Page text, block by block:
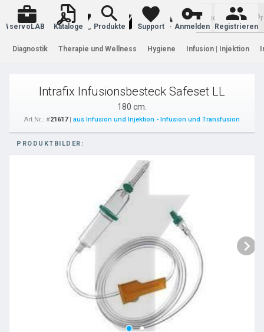
Warenkorb
servoLAB Kataloge Produkte Support Anmelden Registrieren
Diagnostik Therapie und Wellness Hygiene Infusion | Injektion
Intrafix Infusionsbesteck Safeset LL
180 cm.
Art.Nr.: #21617| aus Infusion und Injektion - Infusion und Transfusion
PRODUKTBILDER: